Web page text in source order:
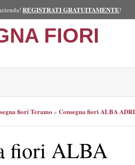
REGISTRATI GRATUITAMENTE!
FIORI
fiori Teramo » Consegna fiori ALBA
fiori ALBA